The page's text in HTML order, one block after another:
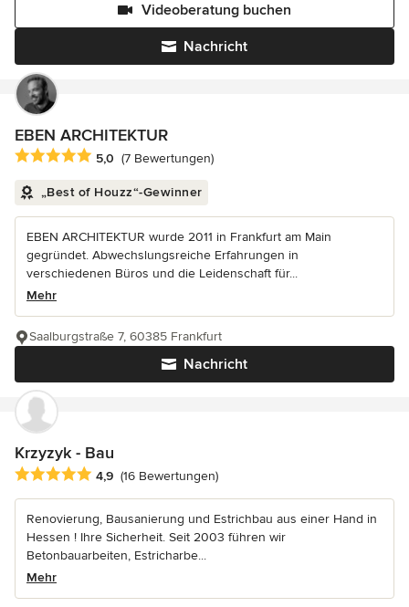
Nachricht
Videoberatung buchen
EBEN ARCHITEKTUR
Durchschnittliche Bewertung: 5 von 5 Sternen
5,0 (7 Bewertungen)
„Best of Houzz“-Gewinner
EBEN ARCHITEKTUR wurde 2011 in Frankfurt am Main
gegründet. Abwechslungsreiche Erfahrungen in
verschiedenen Büros und die Leidenschaft für...
Mehr
Nachricht
Saalburgstraße 7, 60385 Frankfurt
Krzyzyk - Bau
Durchschnittliche Bewertung: 4.9 von 5 Sternen
4,9 (16 Bewertungen)
Renovierung, Bausanierung und Estrichbau aus einer Hand in
Hessen ! Ihre Sicherheit. Seit 2003 führen wir
Betonbauarbeiten, Estricharbe...
Mehr